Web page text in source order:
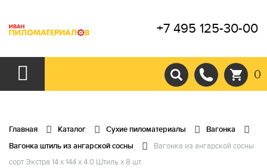
+7 495 125-30-00
0
Главная Каталог Сухие пиломатериалы
Вагонка
Вагонка штиль из ангарской сосны
Вагонка из ангарской сосны
сорт Экстра 14 x 144 x 4.0 Штиль x 8 шт.